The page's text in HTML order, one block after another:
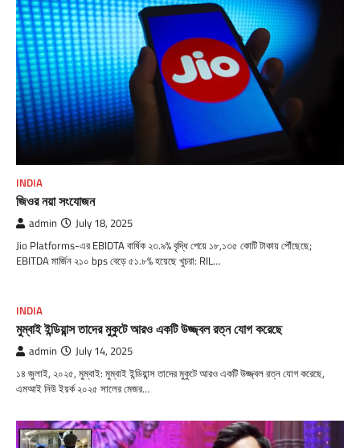
INDIA
জিওর নয়া সংযোজন
admin July 18, 2025
Jio Platforms-এর EBIDTA বার্ষিক ২৩.৯% বৃদ্ধি পেয়ে ১৮,১৩৫ কোটি টাকায় পৌঁছেছে;
EBITDA মার্জিন ২১০ bps বেড়ে ৫১.৮% হয়েছে খুচরা: RIL…
INDIA
মুম্বাই ইন্ডিয়ান্স তাদের মুকুটে আরও একটি উজ্জ্বল রত্ন যোগ করেছে
admin July 14, 2025
১৪ জুলাই, ২০২৫, মুম্বাই: মুম্বাই ইন্ডিয়ান্স তাদের মুকুটে আরও একটি উজ্জ্বল রত্ন যোগ করেছে,
এমআই নিউ ইয়র্ক ২০২৫ সালের মেজর…